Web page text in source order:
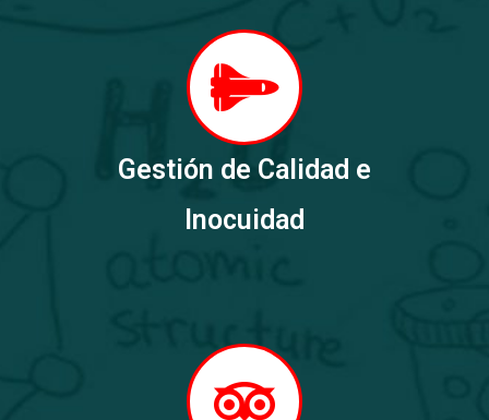
Gestión de Calidad e
Inocuidad